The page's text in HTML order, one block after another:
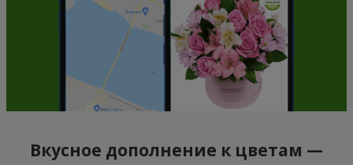
Вкусное дополнение к цветам —